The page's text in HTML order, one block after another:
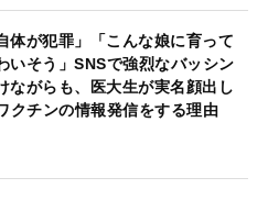
体が犯罪」「こんな娘に育って
いそう」SNSで強烈なバッシン
ながらも、医大生が実名顔出し
クチンの情報発信をする理由